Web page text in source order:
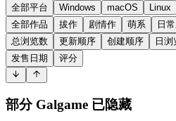
全部平台
Windows macOS Linux
全部作品
拔作 剧情作 萌系 日
总浏览数
更新顺序 创建顺序 日
发售日期
评分
部分 Galgame 已隐藏